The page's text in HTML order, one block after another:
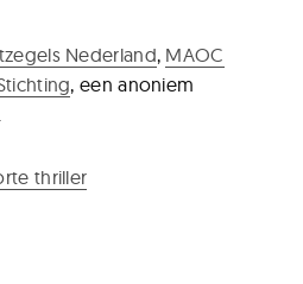
Nederland, MAOC
, een anoniem
thriller